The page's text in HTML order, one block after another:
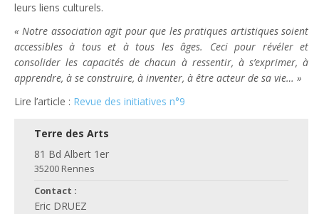
leurs liens culturels.
« Notre association agit pour que les pratiques artistiques soient
accessibles à tous et à tous les âges. Ceci pour révéler et
consolider les capacités de chacun à ressentir, à s’exprimer, à
apprendre, à se construire, à inventer, à être acteur de sa vie… »
Lire l’article : Revue des initiatives n°9
Terre des Arts
81 Bd Albert 1er
35200 Rennes
Contact :
Eric DRUEZ